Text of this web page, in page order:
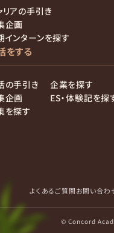
リアの手引き
企画
インターンを探す
をする
の手引き
企画
を探す
企業を探す
ES・体験記を探
よくあるご質問お問い合わ
© Concord